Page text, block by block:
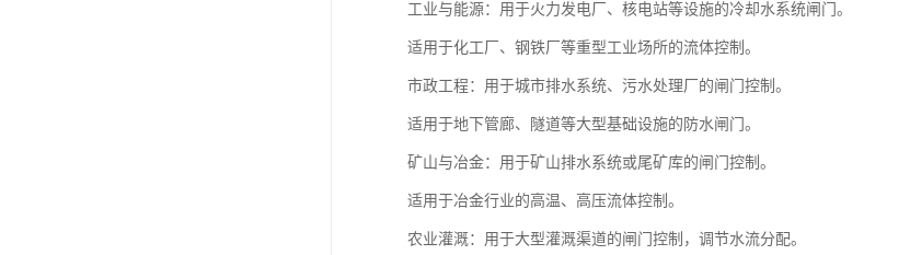
工业与能源：用于火力发电厂、核电站等设施的冷却水系统闸门。
适用于化工厂、钢铁厂等重型工业场所的流体控制。
市政工程：用于城市排水系统、污水处理厂的闸门控制。
适用于地下管廊、隧道等大型基础设施的防水闸门。
矿山与冶金：用于矿山排水系统或尾矿库的闸门控制。
适用于冶金行业的高温、高压流体控制。
农业灌溉：用于大型灌溉渠道的闸门控制，调节水流分配。